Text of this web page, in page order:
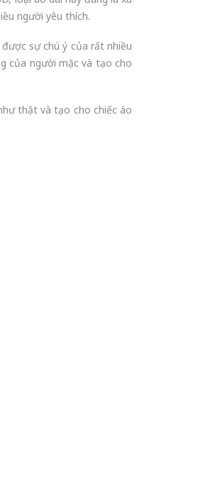
người yêu thích.
sự chú ý của rất nhiều
của người mặc và tạo cho
thật và tạo cho chiếc áo